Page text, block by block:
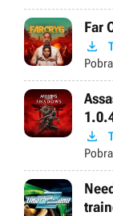
Far

